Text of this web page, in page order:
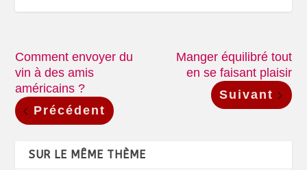
Comment envoyer du
vin à des amis
américains ?
Précédent
Manger équilibré tout
en se faisant plaisir
Suivant
SUR LE MÊME THÈME